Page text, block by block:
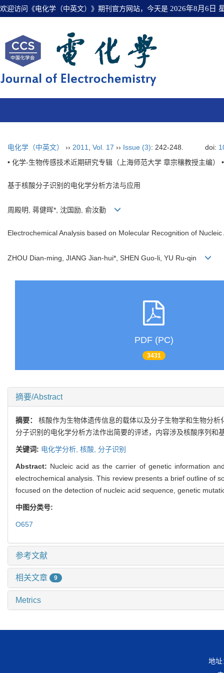
欢迎访问《电化学（中英文）》期刊官方网站，今天是 2026年8月6日
电化学（中英文） ›› 2011 Vol. 17 ›› Issue (3): 242-248. doi:
• 化学-生物传感技术近期研究专辑（上海师范大学 章宗穰教授主编） •
基于核酸分子识别的电化学分析方法与应用
周殿明, 蒋健晖*, 沈国励, 俞汝勤
Electrochemical Analysis based on Molecular Recognition of
ZHOU Dian-ming, JIANG Jian-hui*, SHEN Guo-li, YU Ru-qin
PDF (PC)
3431
摘要/Abstract
摘要： 核酸作为生物体遗传信息的载体以及分子生物学和生物分
分子识别的电化学分析方法作出简要的评述，内容涉及核酸序列
关键词: 电化学分析, 核酸, 分子识别
Abstract: Nucleic acid as the carrier of genetic information
electrochemical analysis. This review presents a brief outline of
focused on the detection of nucleic acid sequence, genetic
中图分类号:
O657
参考文献
相关文章 9
Metrics
地